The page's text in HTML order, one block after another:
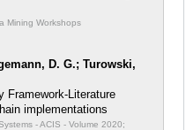
Mining Workshops
D. G.; Turowski,
Framework-Literature
implementations
- ACIS - Volume 2020;